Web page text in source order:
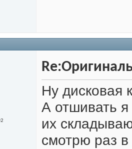
Ну дисковая
А отшивать я
их
смотрю раз